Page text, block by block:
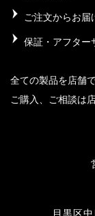
ご注文からお届
保証・アフター
全ての製品を店舗
ご購入、ご相談は
目黒区